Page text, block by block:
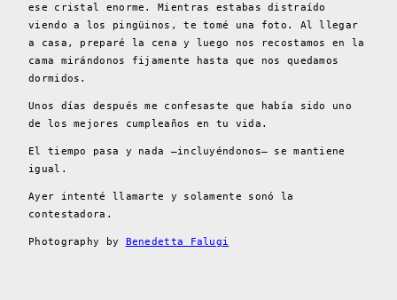
ese cristal enorme. Mientras estabas distraído
viendo a los pingüinos, te tomé una foto. Al llegar
a casa, preparé la cena y luego nos recostamos en la
cama mirándonos fijamente hasta que nos quedamos
dormidos.
Unos días después me confesaste que había sido uno
de los mejores cumpleaños en tu vida.
El tiempo pasa y nada –incluyéndonos– se mantiene
igual.
Ayer intenté llamarte y solamente sonó la
contestadora.
Photography by Benedetta Falugi